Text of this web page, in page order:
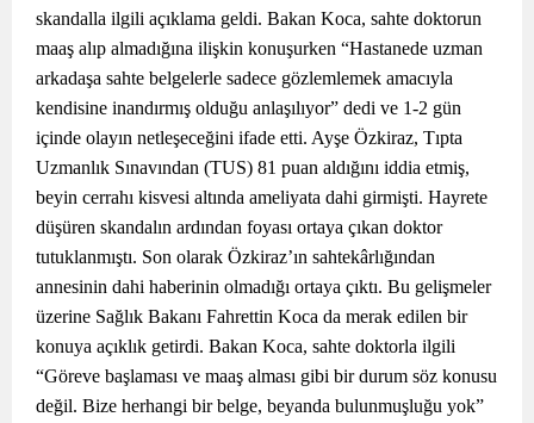
skandalla ilgili açıklama geldi. Bakan Koca, sahte doktorun
maaş alıp almadığına ilişkin konuşurken “Hastanede uzman
arkadaşa sahte belgelerle sadece gözlemlemek amacıyla
kendisine inandırmış olduğu anlaşılıyor” dedi ve 1-2 gün
içinde olayın netleşeceğini ifade etti. Ayşe Özkiraz, Tıpta
Uzmanlık Sınavından (TUS) 81 puan aldığını iddia etmiş,
beyin cerrahı kisvesi altında ameliyata dahi girmişti. Hayrete
düşüren skandalın ardından foyası ortaya çıkan doktor
tutuklanmıştı. Son olarak Özkiraz’ın sahtekârlığından
annesinin dahi haberinin olmadığı ortaya çıktı. Bu gelişmeler
üzerine Sağlık Bakanı Fahrettin Koca da merak edilen bir
konuya açıklık getirdi. Bakan Koca, sahte doktorla ilgili
“Göreve başlaması ve maaş alması gibi bir durum söz konusu
değil. Bize herhangi bir belge, beyanda bulunmuşluğu yok”